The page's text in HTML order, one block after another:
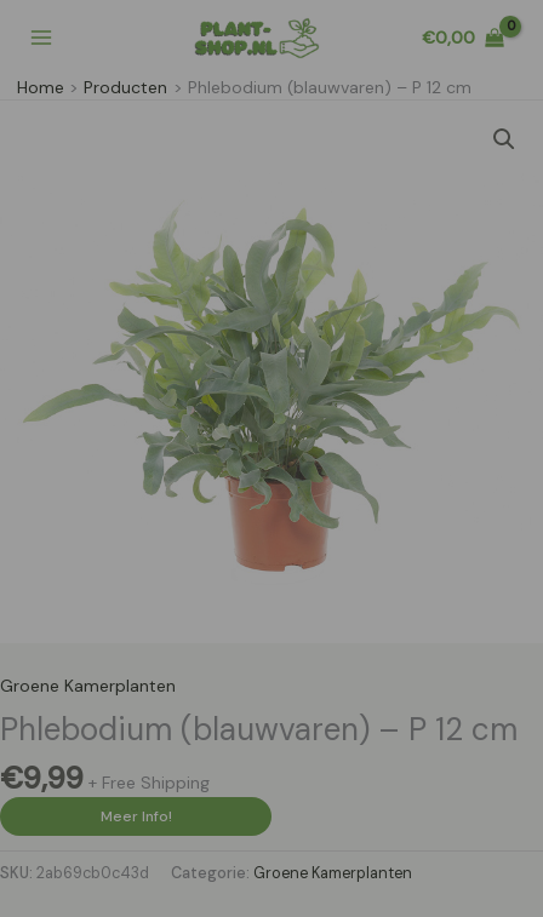
naar
inhoud
€0,00
Home Producten Phlebodium (blauwvaren) – P 12 cm
Groene Kamerplanten
Phlebodium (blauwvaren) – P 12 cm
€9,99 + Free Shipping
Meer Info!
SKU: 2ab69cb0c43d Categorie: Groene Kamerplanten